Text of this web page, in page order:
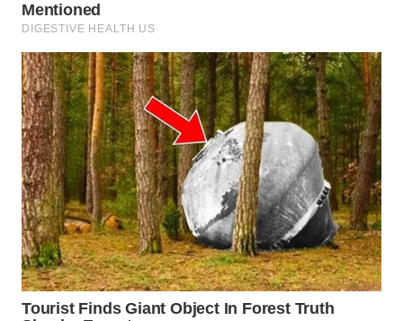
TOBA
WN
NIAS
WN
LANGKAT
WN
TAPANULI
SELATAN
WN
TANJUNG
LESUNG